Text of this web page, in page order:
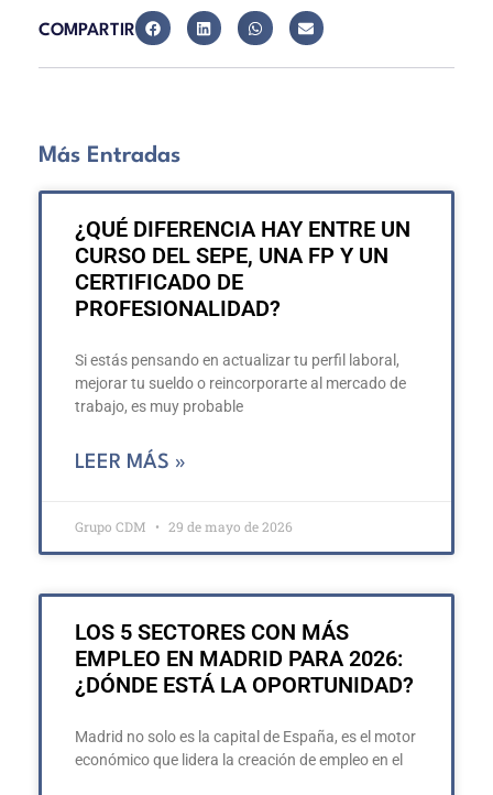
COMPARTIR
Más Entradas
¿QUÉ DIFERENCIA HAY ENTRE UN
CURSO DEL SEPE, UNA FP Y UN
CERTIFICADO DE
PROFESIONALIDAD?
Si estás pensando en actualizar tu perfil laboral,
mejorar tu sueldo o reincorporarte al mercado de
trabajo, es muy probable
LEER MÁS »
Grupo CDM 29 de mayo de 2026
LOS 5 SECTORES CON MÁS
EMPLEO EN MADRID PARA 2026:
¿DÓNDE ESTÁ LA OPORTUNIDAD?
Madrid no solo es la capital de España, es el motor
económico que lidera la creación de empleo en el